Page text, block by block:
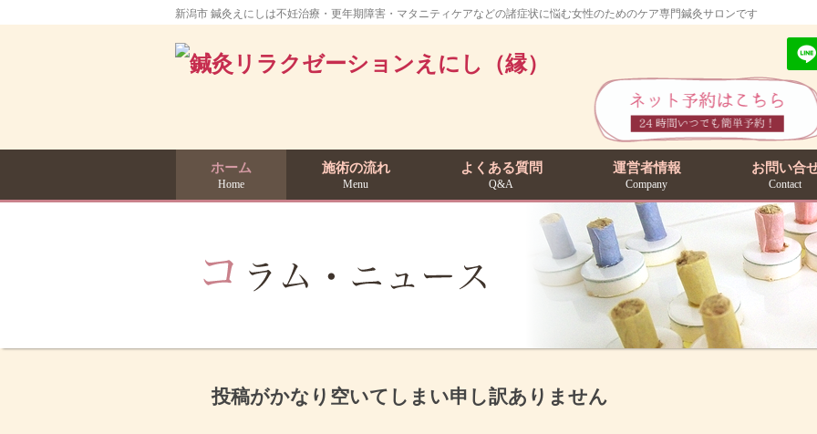
新潟市 鍼灸えにしは不妊治療・更年期障害・マタニティケアなどの諸症状に悩む女性のためのケア専門鍼灸サロンです
ホーム
Home
施術の流れ
Menu
よくある質問
Q&A
運営者情報
Company
お問い合
Contact
投稿がかなり空いてしまい申し訳ありません